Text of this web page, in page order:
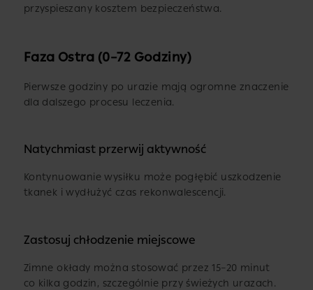
przyspieszany kosztem bezpieczeństwa.
Faza Ostra (0–72 Godziny)
Pierwsze godziny po urazie mają ogromne znaczenie
dla dalszego procesu leczenia.
Natychmiast przerwij aktywność
Kontynuowanie wysiłku może pogłębić uszkodzenie
tkanek i wydłużyć czas rekonwalescencji.
Zastosuj chłodzenie miejscowe
Zimne okłady można stosować przez 15–20 minut
co kilka godzin, szczególnie przy świeżych urazach.